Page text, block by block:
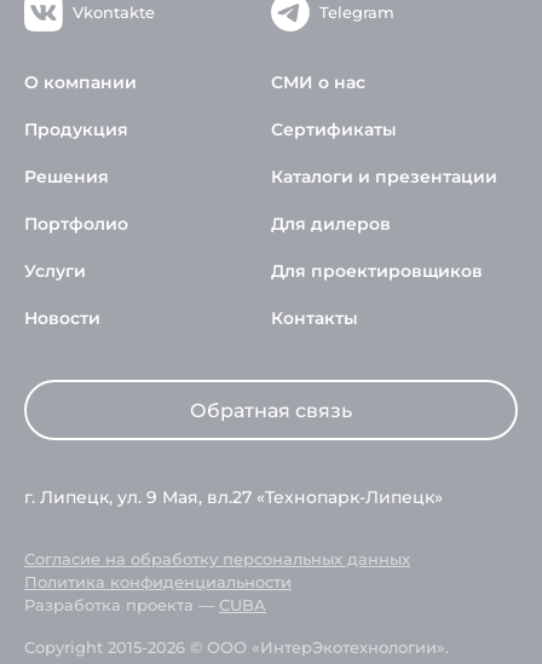
Vkontakte Telegram
О компании
Продукция
Решения
Портфолио
Услуги
Новости
СМИ о нас
Сертификаты
Каталоги и презентации
Для дилеров
Для проектировщиков
Контакты
Обратная связь
г. Липецк, ул. 9 Мая, вл.27 «Технопарк-Липецк»
Согласие на обработку персональных данных
Политика конфиденциальности
Разработка проекта — CUBA
Copyright 2015-2026 © ООО «ИнтерЭкотехнологии».